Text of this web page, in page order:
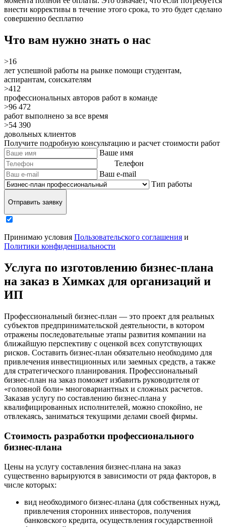
внести коррективы в течение этого срока, то это будет сделано
совершенно бесплатно
Что вам нужно знать о нас
>16
лет успешной работы на рынке помощи студентам,
аспирантам, соискателям
>412
профессиональных авторов работ в команде
>96 472
работ выполнено за все время
>54 390
довольных клиентов
Получите подробную консультацию и расчет стоимости работ
Ваше имя
Телефон
Ваш e-mail
Тип работы
Отправить заявку
Принимаю условия Пользовательского соглашения и
Политики конфиденциальности
Услуга по изготовлению бизнес-плана
на заказ в Химках для организаций и
ИП
Профессиональный бизнес-план ― это проект для реальных
субъектов предпринимательской деятельности, в котором
отражены последовательные этапы развития компании на
ближайшую перспективу с оценкой всех сопутствующих
рисков. Составить бизнес-план обязательно необходимо для
привлечения инвестиционных или заемных средств, а также
для стратегического планирования. Профессиональный
бизнес-план на заказ поможет избавить руководителя от
«головной боли» многовариантных и сложных расчетов.
Заказав услугу по составлению бизнес-плана у
квалифицированных исполнителей, можно спокойно, не
отвлекаясь, заниматься текущими делами своей фирмы.
Стоимость разработки профессионального
бизнес-плана
Цены на услугу составления бизнес-плана на заказ
существенно варьируются в зависимости от ряда факторов, в
числе которых:
вид необходимого бизнес-плана (для собственных нужд,
привлечения сторонних инвесторов, получения
банковского кредита, осуществления государственной